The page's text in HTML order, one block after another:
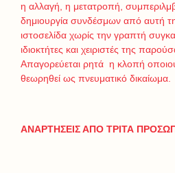
η αλλαγή, η μετατροπή,
δημιουργία συνδέσμων από αυτή
ιστοσελίδα χωρίς την γραπτή
ιδιοκτήτες και χειριστές της
Απαγορεύεται ρητά η κλοπή
θεωρηθεί ως πνευματικό δικαίωμα.
ΑΝΑΡΤΗΣΕΙΣ ΑΠΟ ΤΡΙΤΑ